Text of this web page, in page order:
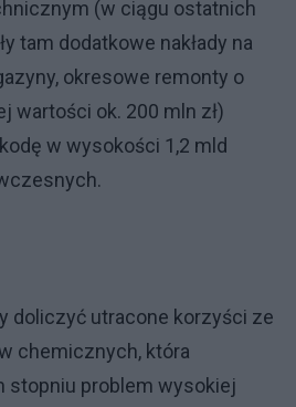
(w ciągu ostatnich
tam dodatkowe nakłady na
okresowe remonty o
wartości ok. 200 mln zł)
w wysokości 1,2 mld
doliczyć utracone korzyści ze
chemicznych, która
stopniu problem wysokiej